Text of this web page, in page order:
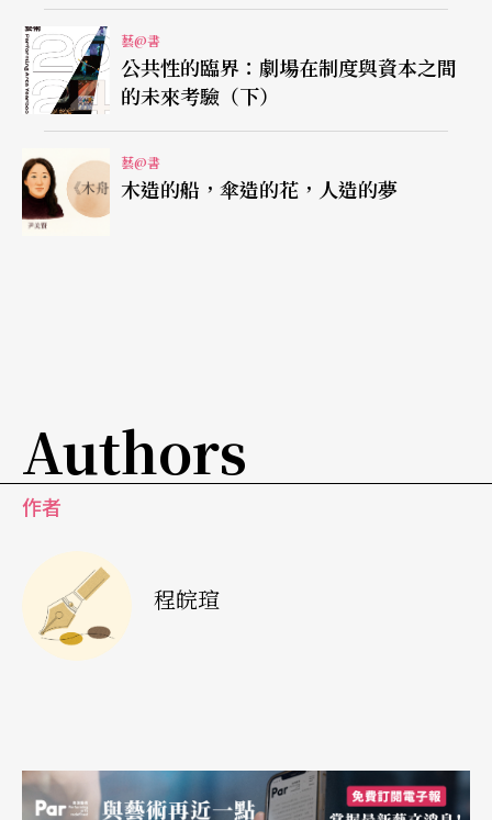
理。
2.5 次元發展的累積與流動
兔丸的訪談。藉由訪問漫畫家本人，我們可以窺見
「媒介」流動的趣味，彌補本書遺漏編劇訪問的遺
樣的進程，是格外有趣的。而《帝一之國》更是在
連載完結前就已決定2.5次元化，漫畫家甚至親自到
排練場邊看排，邊從演員身上擷取靈感，於是舞台
本書結語提到這種新型的娛樂產業「眼中，燃燒著
野心」，台上、台後、觀眾三位一體地打造出的熱
獵奇、甚至是偏見的讀者們作為初探。
藝@書
公共性的臨界：劇場在制度與資本之間
的未來考驗（下）
藝@書
木造的船，傘造的花，人造的夢
Authors
作者
程皖瑄